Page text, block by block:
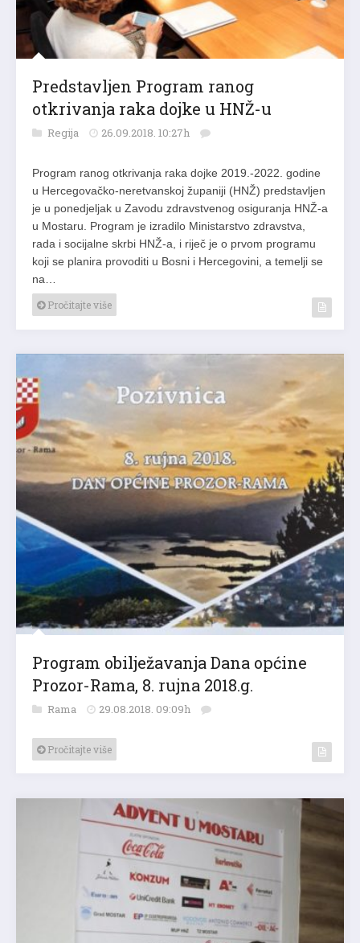
Predstavljen Program ranog
otkrivanja raka dojke u HNŽ-u
Regija 26.09.2018. 10:27h
Program ranog otkrivanja raka dojke 2019.-2022. godine
u Hercegovačko-neretvanskoj županiji (HNŽ) predstavljen
je u ponedjeljak u Zavodu zdravstvenog osiguranja HNŽ-a
u Mostaru. Program je izradilo Ministarstvo zdravstva,
rada i socijalne skrbi HNŽ-a, i riječ je o prvom programu
koji se planira provoditi u Bosni i Hercegovini, a temelji se
na…
Pročitajte više
Program obilježavanja Dana općine
Prozor-Rama, 8. rujna 2018.g.
Rama 29.08.2018. 09:09h
Pročitajte više